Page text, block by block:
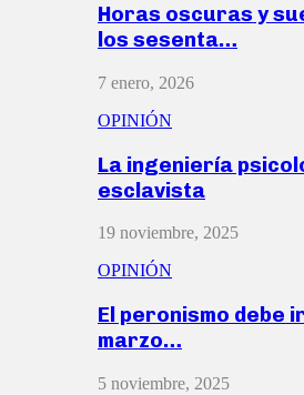
Horas oscuras y
los sesenta…
7 enero, 2026
OPINIÓN
La ingeniería
esclavista
19 noviembre, 2025
OPINIÓN
El peronismo debe
marzo…
5 noviembre, 2025